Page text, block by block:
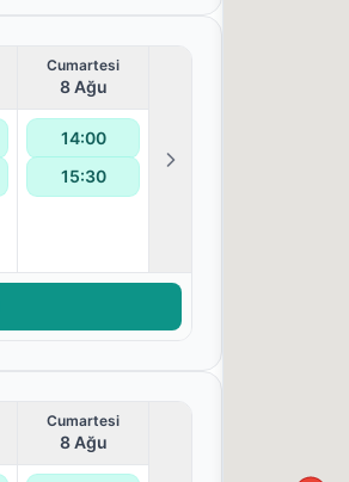
Cumartesi
8 Ağu
14:00
15:30
Cumartesi
8 Ağu